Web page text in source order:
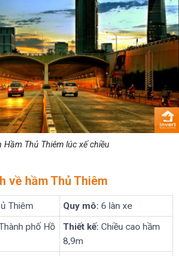
Hầm Thủ Thiêm lúc xế chiều
về hầm Thủ Thiêm
Thiêm Quy mô: 6 làn xe
phố Hồ
Thiết kế: Chiều cao hầm
8,9m